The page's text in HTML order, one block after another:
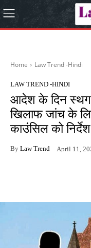
Home Law Trend -Hindi
LAW TREND -HINDI
आदेश के दिन
खिलाफ जांच के लिए
काउंसिल को निर्देश
By Law Trend April 11,